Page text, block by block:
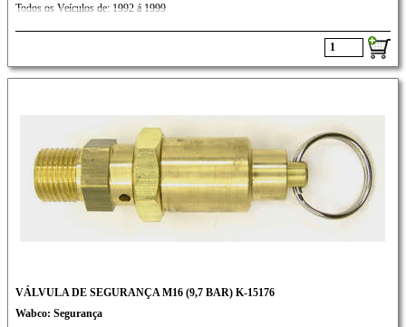
Todos os Veículos de: 1992 á 1999
VÁLVULA DE SEGURANÇA M16 (9,7 BAR) K-15176
Wabco: Segurança